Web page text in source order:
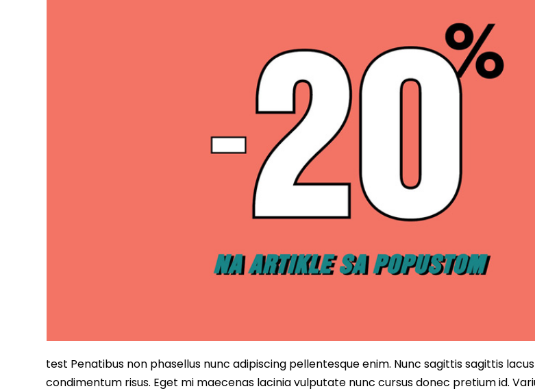
test Penatibus non phasellus nunc adipiscing pellentesque enim. Nunc sagittis sagittis
condimentum risus. Eget mi maecenas lacinia vulputate nunc cursus donec pretium id.